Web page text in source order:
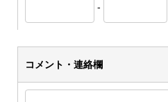
-
コメント・連絡欄